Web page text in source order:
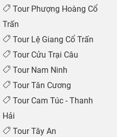
Tour Phượng Hoàng Cổ
Trấn
Tour Lệ Giang Cổ Trấn
Tour Cửu Trại Câu
Tour Nam Ninh
Tour Tân Cương
Tour Cam Túc - Thanh
Hải
Tour Tây An